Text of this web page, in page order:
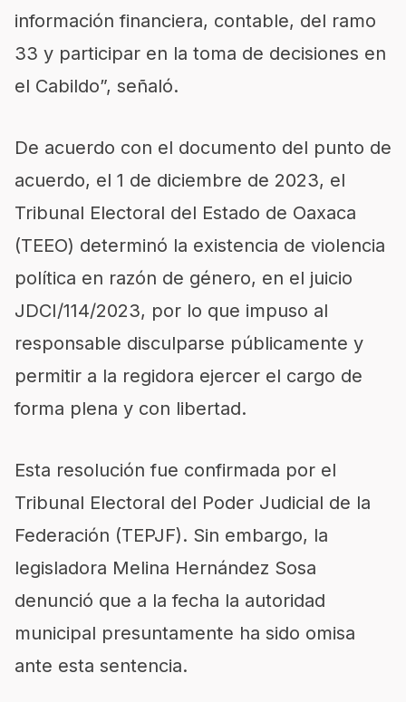
información financiera, contable, del ramo
33 y participar en la toma de decisiones en
el Cabildo”, señaló.
De acuerdo con el documento del punto de
acuerdo, el 1 de diciembre de 2023, el
Tribunal Electoral del Estado de Oaxaca
(TEEO) determinó la existencia de violencia
política en razón de género, en el juicio
JDCI/114/2023, por lo que impuso al
responsable disculparse públicamente y
permitir a la regidora ejercer el cargo de
forma plena y con libertad.
Esta resolución fue confirmada por el
Tribunal Electoral del Poder Judicial de la
Federación (TEPJF). Sin embargo, la
legisladora Melina Hernández Sosa
denunció que a la fecha la autoridad
municipal presuntamente ha sido omisa
ante esta sentencia.